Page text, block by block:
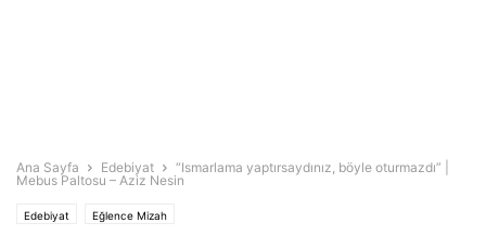
Ana Sayfa Edebiyat
“Ismarlama yaptırsaydınız, böyle oturmazdı” |
Mebus Paltosu – Aziz Nesin
Edebiyat Eğlence Mizah